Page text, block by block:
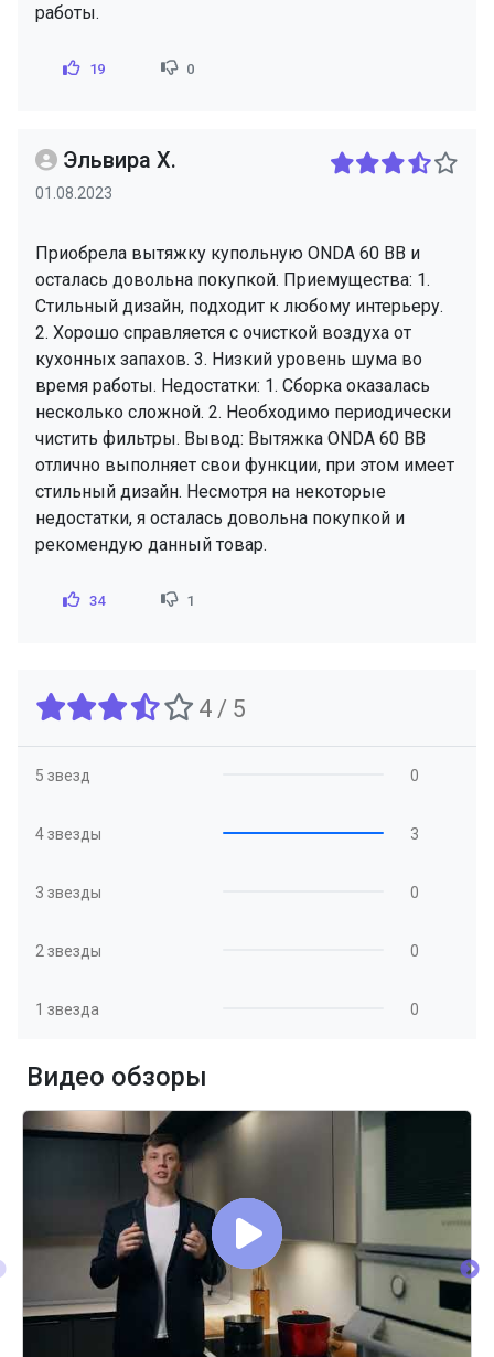
работы.
19 0
Эльвира Х.
01.08.2023
Приобрела вытяжку купольную ONDA 60 BB и
осталась довольна покупкой. Приемущества: 1.
Стильный дизайн, подходит к любому интерьеру.
2. Хорошо справляется с очисткой воздуха от
кухонных запахов. 3. Низкий уровень шума во
время работы. Недостатки: 1. Сборка оказалась
несколько сложной. 2. Необходимо периодически
чистить фильтры. Вывод: Вытяжка ONDA 60 BB
отлично выполняет свои функции, при этом имеет
стильный дизайн. Несмотря на некоторые
недостатки, я осталась довольна покупкой и
рекомендую данный товар.
34 1
4 / 5
5 звезд 0
4 звезды 3
3 звезды 0
2 звезды 0
1 звезда 0
Видео обзоры